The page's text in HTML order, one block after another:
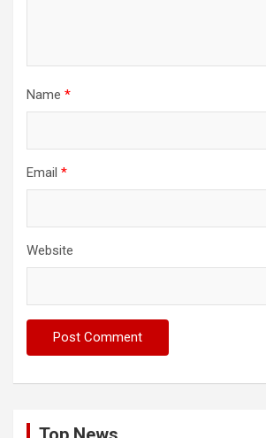
Name *
Email *
Website